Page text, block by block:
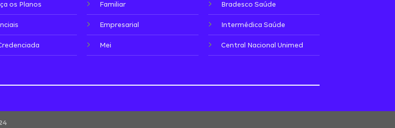
os Planos Familiar
Empresarial
Mei
Bradesco Saúde
Intermédica Saúde
Central Nacional Unimed